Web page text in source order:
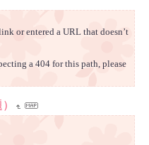
or entered a URL that doesn’t
a 404 for this path, please